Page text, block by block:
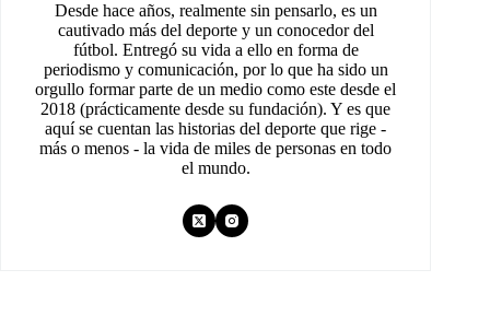
Desde hace años, realmente sin pensarlo, es un
cautivado más del deporte y un conocedor del
fútbol. Entregó su vida a ello en forma de
periodismo y comunicación, por lo que ha sido un
orgullo formar parte de un medio como este desde el
2018 (prácticamente desde su fundación). Y es que
aquí se cuentan las historias del deporte que rige -
más o menos - la vida de miles de personas en todo
el mundo.